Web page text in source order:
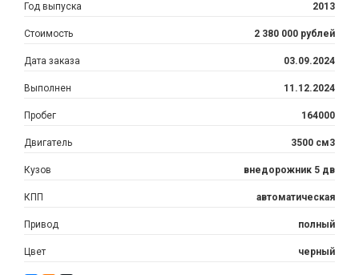
Год выпуска 2013
Стоимость 2 380 000 рублей
Дата заказа 03.09.2024
Выполнен 11.12.2024
Пробег 164000
Двигатель 3500 см3
Кузов внедорожник 5 дв
КПП автоматическая
Привод полный
Цвет черный